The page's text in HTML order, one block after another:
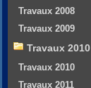
Travaux 2008
Travaux 2009
Travaux 2010
Travaux 2010
Travaux 2011